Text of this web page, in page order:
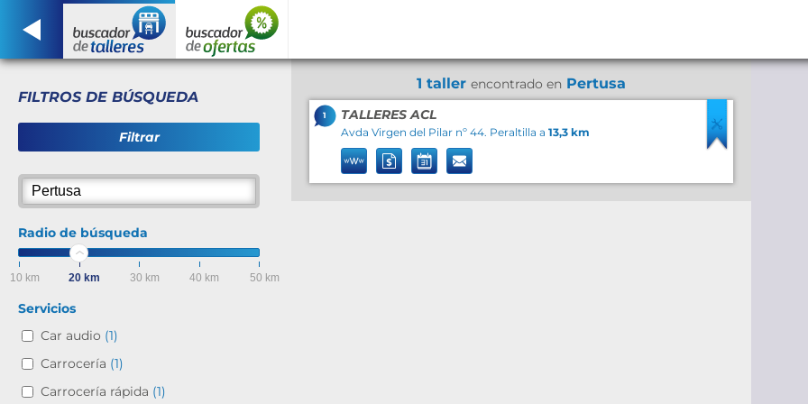
FILTROS DE BÚSQUEDA
Filtrar
Radio de búsqueda
10 km 20 km 30 km 40 km 50 km
Servicios
Car audio (1)
Carrocería (1)
Carrocería rápida (1)
1 taller encontrado en Pertusa
1 TALLERES ACL
Avda Virgen del Pilar nº 44. Peraltilla a 13,3 km